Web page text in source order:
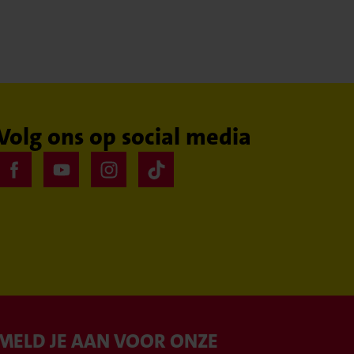
ons op social media
JE AAN VOOR ONZE